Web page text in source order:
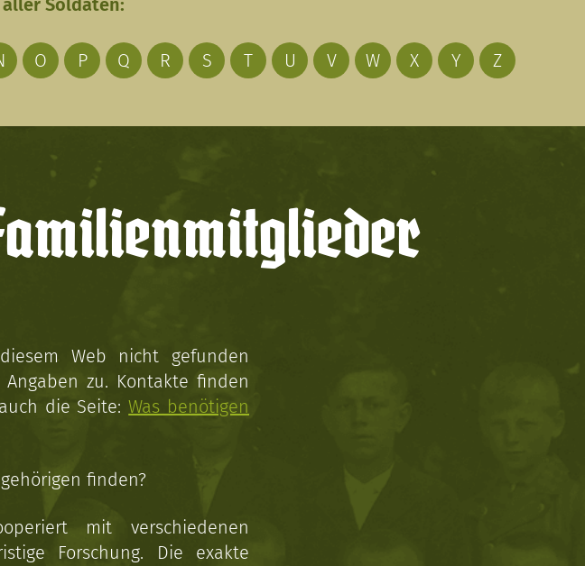
Soldaten:
O P Q R S T U V W X Y Z
Web nicht gefunden
zu. Kontakte finden
die Seite:Was benötigen
finden?
mit verschiedenen
Forschung. Die exakte